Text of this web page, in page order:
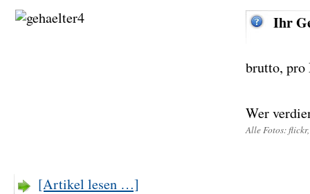
Ihr
brutto, pro
Wer
Alle Fotos:
[Artikel lesen …]